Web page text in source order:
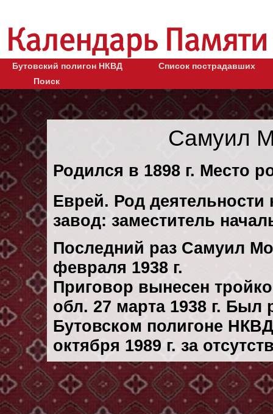
Бутовский полигон НКВД
Список пострадавших
Поиск
Самуил
Родился в 1898 г. Место
Еврей. Род деятельности
завод: заместитель
Последний раз Самуил
февраля 1938 г.
Приговор вынесен
обл. 27 марта 1938 г. Был
Бутовском полигоне
октября 1989 г. за